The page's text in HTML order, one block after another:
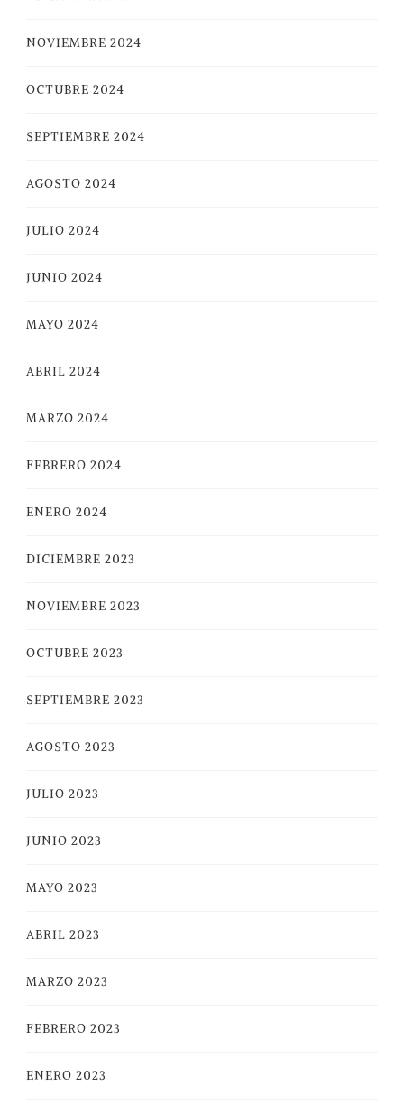
NOVIEMBRE 2024
OCTUBRE 2024
SEPTIEMBRE 2024
AGOSTO 2024
JULIO 2024
JUNIO 2024
MAYO 2024
ABRIL 2024
MARZO 2024
FEBRERO 2024
ENERO 2024
DICIEMBRE 2023
NOVIEMBRE 2023
OCTUBRE 2023
SEPTIEMBRE 2023
AGOSTO 2023
JULIO 2023
JUNIO 2023
MAYO 2023
ABRIL 2023
MARZO 2023
FEBRERO 2023
ENERO 2023